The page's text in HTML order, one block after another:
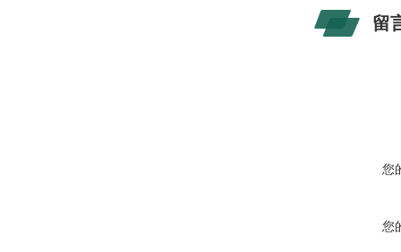
留
您
您